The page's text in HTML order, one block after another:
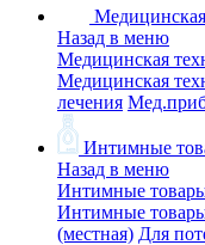
Назад в меню
Медицинская
Медицинская
лечения
Интимные
Назад в меню
Интимные
Интимные
(местная) Для